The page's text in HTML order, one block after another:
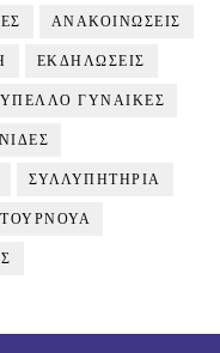
ΑΝΑΚΟΙΝΩΣΕΙΣ
ΕΚΔΗΛΩΣΕΙΣ
ΓΥΝΑΙΚΕΣ
ΣΥΛΛΥΠΗΤΗΡΙΑ
ΤΟΥΡΝΟΥΑ